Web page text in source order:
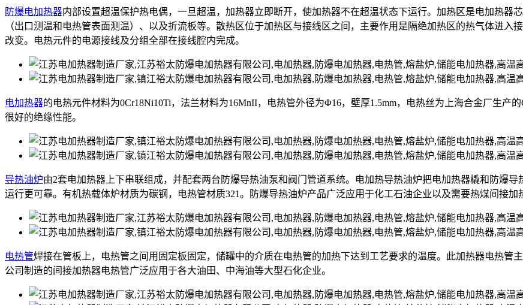
防爆电加热器内部设置超温保护热电偶，一旦超温，加热器立即断开，使加热器不在超温状态下运行。加热区是电加热器
（出口测温和电热管表面测温）、以及折流板等。散热区位于加热区与接线区之间，主要作用是隔绝加热区的热气体进
改变。电热元件的电源接线及分组全部在接线腔内完成。
电加热器的电热元件材料为0Cr18Ni10Ti，法兰材料为16MnII，电热管外径为Φ16，壁厚1.5mm，电热丝为上海合金厂生产
很好的绝缘性能。
导热油炉由2套电加热器上下串联组成，并配套两台防爆导热油泵和阀门管道系统。电加热导热油炉把电加热器橇和防爆
运行更可靠。有机热载体炉材质为碳钢，电热管材质321。防爆导热油炉产品广泛应用于化工石油企业以及需要热煤间接加
电热管焊接在管板上，电热管之间用固定板固定，储罐中的介质在电热管的加热下达到工艺要求的温度。此加热器电热管
公司制造的间接加热器电热管广泛应用于各大油田、中海油等大型石化企业。